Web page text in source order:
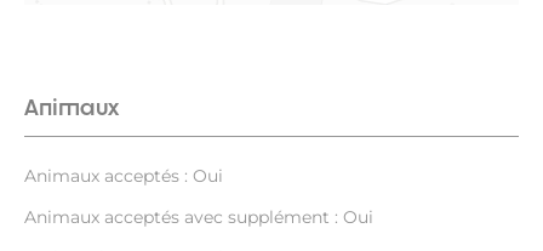
Animaux
Animaux acceptés : Oui
Animaux acceptés avec supplément : Oui